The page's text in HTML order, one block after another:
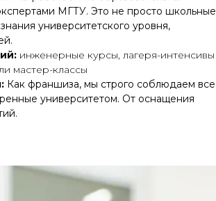
МГТУ. Это не просто школьные
университетского уровня,
инженерные курсы, лагеря-интенсивы
мастер-классы
Как франшиза, мы строго соблюдаем все
университетом. От оснащения